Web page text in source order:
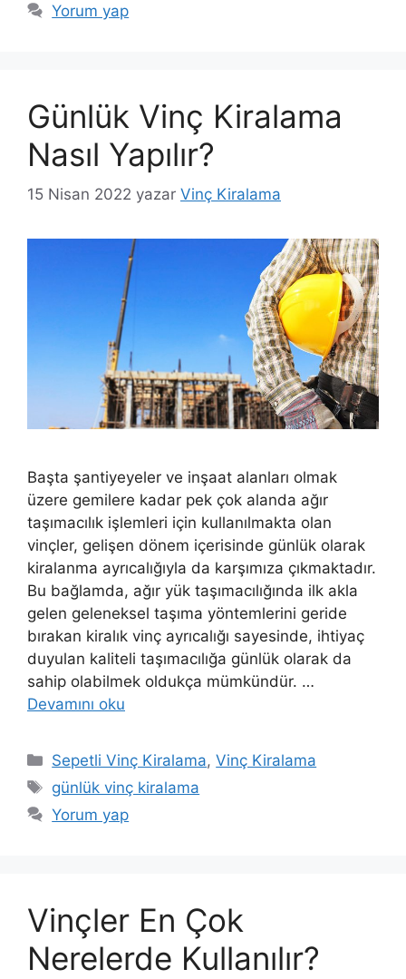
Yorum yap
Günlük Vinç Kiralama
Nasıl Yapılır?
15 Nisan 2022 yazar Vinç Kiralama
Başta şantiyeyeler ve inşaat alanları olmak
üzere gemilere kadar pek çok alanda ağır
taşımacılık işlemleri için kullanılmakta olan
vinçler, gelişen dönem içerisinde günlük olarak
kiralanma ayrıcalığıyla da karşımıza çıkmaktadır.
Bu bağlamda, ağır yük taşımacılığında ilk akla
gelen geleneksel taşıma yöntemlerini geride
bırakan kiralık vinç ayrıcalığı sayesinde, ihtiyaç
duyulan kaliteli taşımacılığa günlük olarak da
sahip olabilmek oldukça mümkündür. …
Devamını oku
Kategoriler
Sepetli Vinç Kiralama,Vinç Kiralama
Etiketler
günlük vinç kiralama
Yorum yap
Vinçler En Çok
Nerelerde Kullanılır?